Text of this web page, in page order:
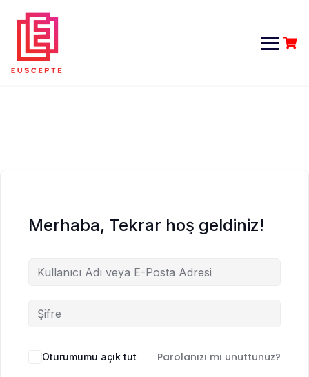
content
Merhaba, Tekrar hoş geldiniz!
Oturumumu açık tut Parolanızı mı unuttunuz?